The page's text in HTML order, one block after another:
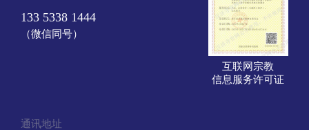
133 5338 1444
（微信同号）
互联网宗教
信息服务许可证
通讯地址